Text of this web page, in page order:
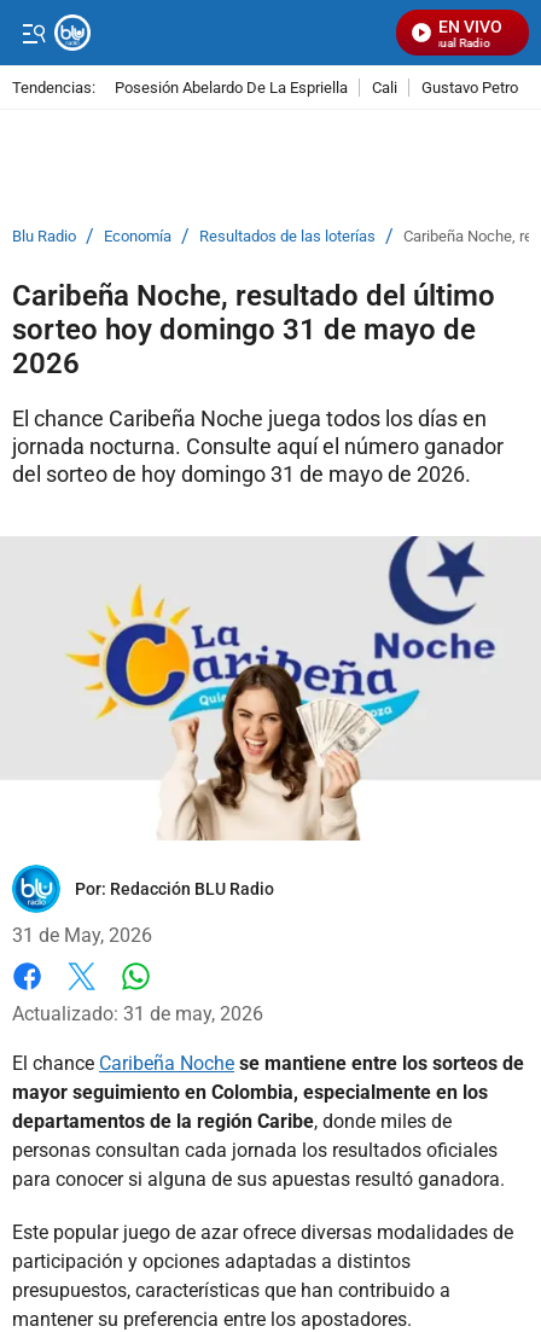
EN VIVO
Señal Visual Radio
Tendencias: Posesión Abelardo De La Espriella Cali Gustavo Petro
Blu Radio / Economía / Resultados de las loterías / Caribeña Noche,
Caribeña Noche, resultado del último
sorteo hoy domingo 31 de mayo de
2026
El chance Caribeña Noche juega todos los días en
jornada nocturna. Consulte aquí el número ganador
del sorteo de hoy domingo 31 de mayo de 2026.
Por: Redacción BLU Radio
31 de May, 2026
Facebook
X
Actualizado: 31 de may, 2026
El chance Caribeña Noche se mantiene entre los sorteos de
mayor seguimiento en Colombia, especialmente en los
departamentos de la región Caribe, donde miles de
personas consultan cada jornada los resultados oficiales
para conocer si alguna de sus apuestas resultó ganadora.
Este popular juego de azar ofrece diversas modalidades de
participación y opciones adaptadas a distintos
presupuestos, características que han contribuido a
mantener su preferencia entre los apostadores.